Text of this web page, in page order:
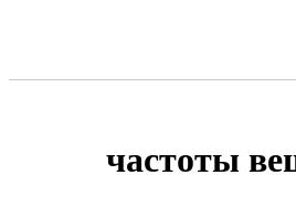
частоты